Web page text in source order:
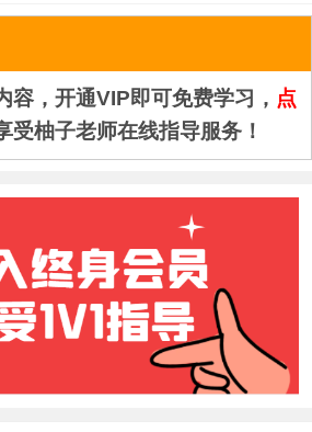
容，开通VIP即可免费学习， 点
受柚子老师在线指导服务！